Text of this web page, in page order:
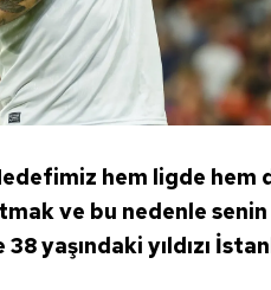
hem ligde
ve bu nedenle
yaşındaki yıldızı